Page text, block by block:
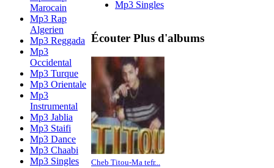
Marocain
Mp3 Rap
Algerien
Mp3 Reggada
Mp3
Occidental
Mp3 Turque
Mp3 Orientale
Mp3
Instrumental
Mp3 Jablia
Mp3 Staifi
Mp3 Dance
Mp3 Chaabi
Mp3 Singles
Mp3 Singles
Écouter Plus d'albums
Cheb Titou-Ma tefr...